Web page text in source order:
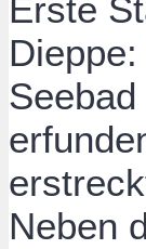
Erste
Neben